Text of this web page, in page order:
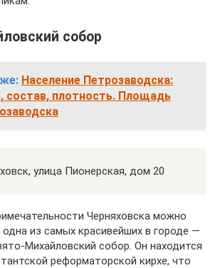
собор
Население Петрозаводска:
состав, плотность. Площадь
улица Пионерская, дом 20
Черняховска можно
из самых красивейших в городе —
Михайловский собор. Он находится
реформаторской кирхе, что